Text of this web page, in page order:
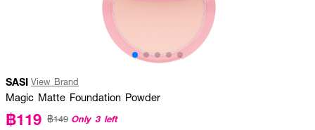
SASI View Brand
Magic Matte Foundation Powder
฿119 ฿149 Only 3 left